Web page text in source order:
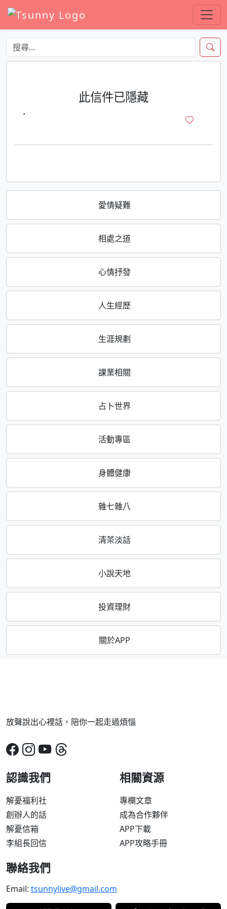
愛情疑難
相處之道
心情抒發
人生經歷
生涯規劃
課業相關
占卜世界
活動專區
身體健康
雜七雜八
清茶淡話
小說天地
投資理財
關於APP
此信件已隱藏
·
放聲說出心裡話，陪你一起走過煩惱
認識我們
解憂福利社
創辦人的話
解憂信箱
李組長回信
相關資源
專欄文章
成為合作夥伴
APP下載
APP攻略手冊
聯絡我們
Email: tsunnylive@gmail.com